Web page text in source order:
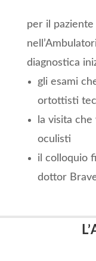
per il
diagnostica
gli esami
ortottisti
la visita
oculisti
il colloquio
dottor